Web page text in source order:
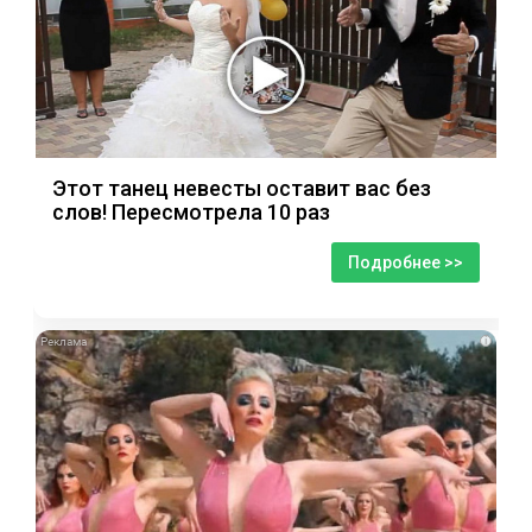
Этот танец невесты оставит вас без
слов! Пересмотрела 10 раз
Подробнее >>
i